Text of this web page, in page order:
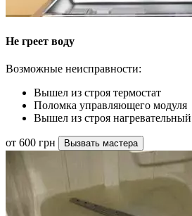
Не греет воду
Возможные неисправности:
Вышел из строя термостат
Поломка управляющего модуля
Вышел из строя
от 600 грн Вызвать мастера